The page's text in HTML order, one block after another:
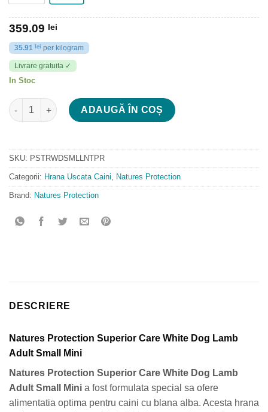
359.09 lei
35.91 lei per kilogram
Livrare gratuita ✓
In Stoc
Cantitate Natures Protection Superior Care White Dog Lamb
ADAUGĂ ÎN COȘ
SKU: PSTRWDSMLLNTPR
Categorii: Hrana Uscata Caini, Natures Protection
Brand: Natures Protection
DESCRIERE
Natures Protection Superior Care White Dog Lamb
Adult Small Mini
Natures Protection Superior Care White Dog Lamb
Adult Small Mini a fost formulata special sa ofere
alimentatia optima pentru caini cu blana alba. Acesta hrana